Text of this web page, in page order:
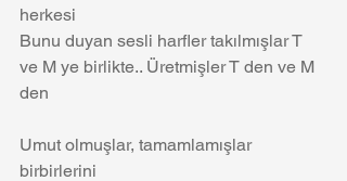
herkesi
Bunu duyan sesli harfler takılmışlar T
ve M ye birlikte.. Üretmişler T den ve M
den
Umut olmuşlar, tamamlamışlar
birbirlerini